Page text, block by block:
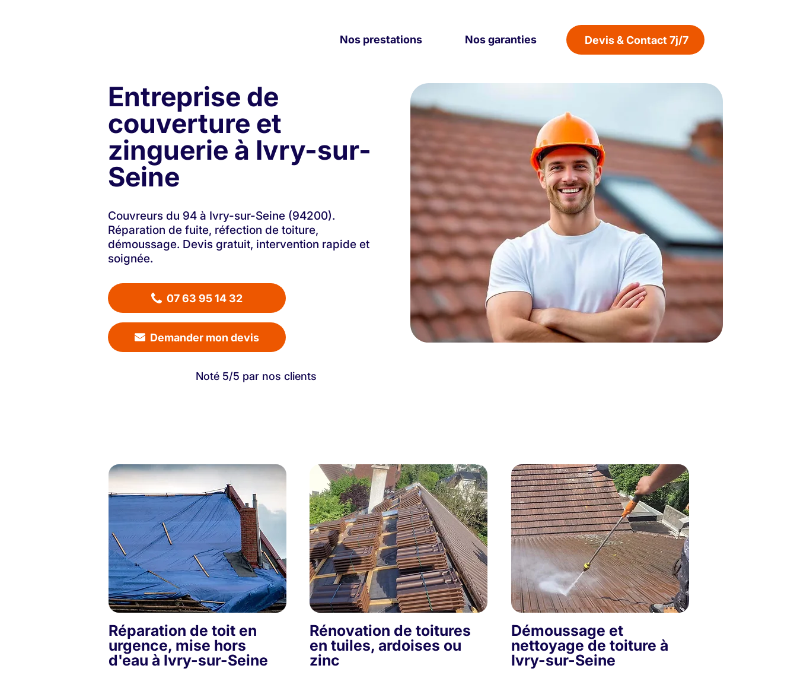
Nos prestations Nos garanties Devis & Contact 7j/7
Entreprise de
couverture et
zinguerie à Ivry-sur-
Seine
Couvreurs du 94 à Ivry-sur-Seine (94200).
Réparation de fuite, réfection de toiture,
démoussage. Devis gratuit, intervention rapide et
soignée.
07 63 95 14 32
Demander mon devis
Noté 5/5 par nos clients
Réparation de toit en
urgence, mise hors
d'eau à Ivry-sur-Seine
Rénovation de toitures
en tuiles, ardoises ou
zinc
Démoussage et
nettoyage de toiture à
Ivry-sur-Seine